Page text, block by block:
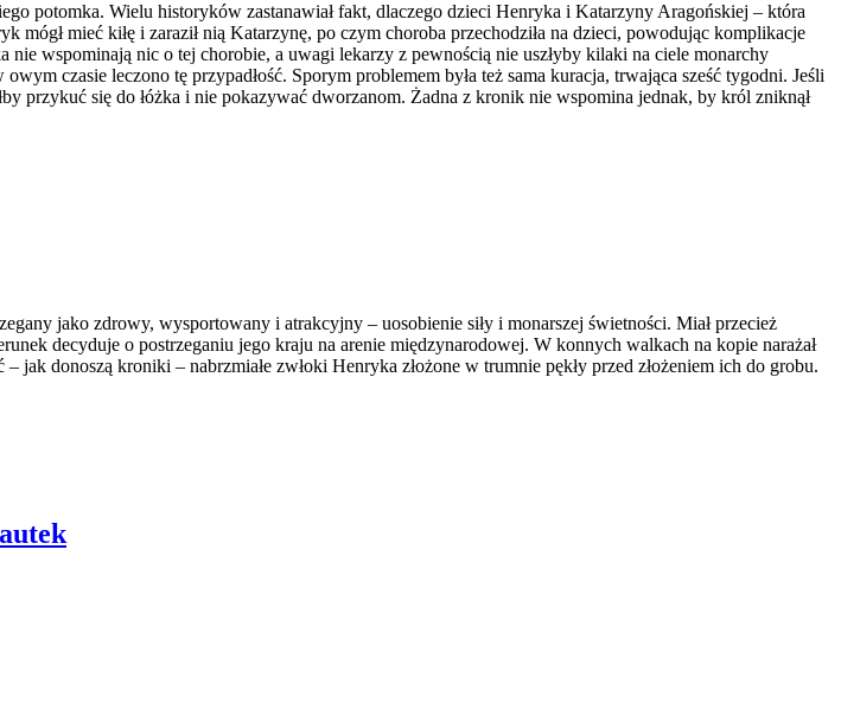
potomka. Wielu historyków zastanawiał fakt, dlaczego dzieci Henryka i Katarzyny Aragońskiej – która
mógł mieć kiłę i zaraził nią Katarzynę, po czym choroba przechodziła na dzieci, powodując komplikacje
wspominają nic o tej chorobie, a uwagi lekarzy z pewnością nie uszłyby kilaki na ciele monarchy
czasie leczono tę przypadłość. Sporym problemem była też sama kuracja, trwająca sześć tygodni. Jeśli
przykuć się do łóżka i nie pokazywać dworzanom. Żadna z kronik nie wspomina jednak, by król zniknął
jako zdrowy, wysportowany i atrakcyjny – uosobienie siły i monarszej świetności. Miał przecież
decyduje o postrzeganiu jego kraju na arenie międzynarodowej. W konnych walkach na kopie narażał
donoszą kroniki – nabrzmiałe zwłoki Henryka złożone w trumnie pękły przed złożeniem ich do grobu.